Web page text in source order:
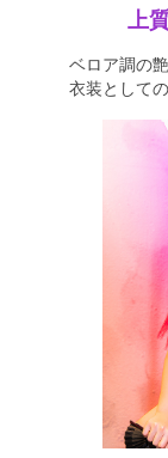
上
ベロア調の
衣装として